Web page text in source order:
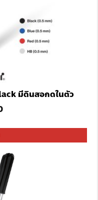
มีดินสอกดในตัว